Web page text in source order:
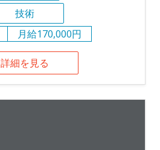
技術
月給170,000円
詳細を見る